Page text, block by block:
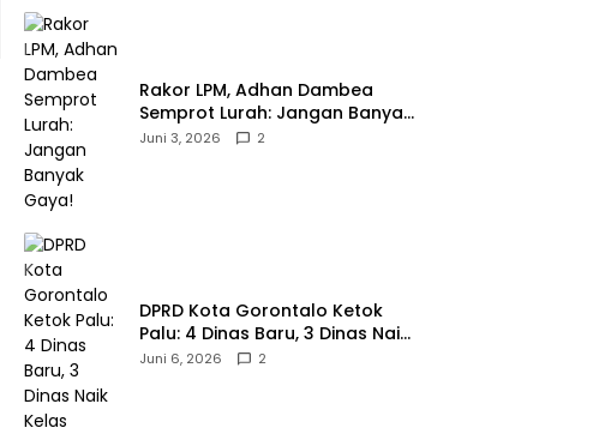
‎Rakor LPM, Adhan Dambea
Semprot Lurah: Jangan Banyak
Gaya!‎
Juni 3, 2026 2
‎DPRD Kota Gorontalo Ketok
Palu: 4 Dinas Baru, 3 Dinas Naik
Kelas
Juni 6, 2026 2